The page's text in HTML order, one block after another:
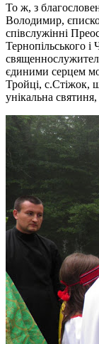
То ж, з
Володимир,
співслужінні
Тернопільського і
єдиними серцем
Тройці, с.Стіжок,
унікальна